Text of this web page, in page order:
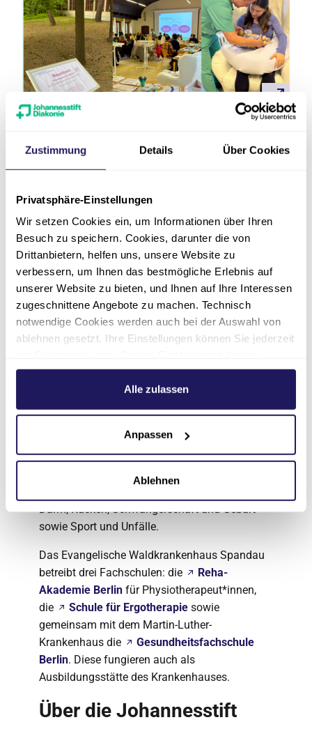
Zustimmung Details Über Cookies
Privatsphäre-Einstellungen
Wir setzen Cookies ein, um Informationen über Ihren
Besuch zu speichern. Cookies, darunter die von
Drittanbietern, helfen uns, unsere Website zu
verbessern, um Ihnen das bestmögliche Erlebnis auf
unserer Website zu bieten, und Ihnen auf Ihre Interessen
zugeschnittene Angebote zu machen. Technisch
notwendige Cookies werden auch bei der Auswahl von
ablehnen gesetzt. Ihre Einstellungen können Sie jederzeit
Weitere Informationen hierzu finden Sie in unserer
.Alle zulassen
Anpassen
Ablehnen
Über das Evangelische
Spandau
Das Evangelische Waldkrankenhaus Spandau,
ein Unternehmen der Johannesstift Diakonie,
ist Akademisches Lehrkrankenhaus der Charité
– Universitätsmedizin Berlin. Das 1947
gegründete Notfallkrankenhaus umfasst neun
Fachabteilungen, vierzehn medizinische
Zentren und 518 Betten. Jährlich versorgen wir
Brustrekonstruktion, Chronische Wunden,
Gefäßerkrankungen, Gelenke und künstlicher
Gelenkersatz, Herz, Kinder- und Jugendmedizin,
Darm, Rücken, Schwangerschaft und Geburt
sowie Sport und Unfälle.
Das Evangelische Waldkrankenhaus Spandau
betreibt drei Fachschulen: die
Reha-
Akademie Berlin für Physiotherapeut*innen,
die
Schule für Ergotherapie sowie
gemeinsam mit dem Martin-Luther-
Krankenhaus die
Gesundheitsfachschule
Berlin. Diese fungieren auch als
Ausbildungsstätte des Krankenhauses.
Über die Johannesstift